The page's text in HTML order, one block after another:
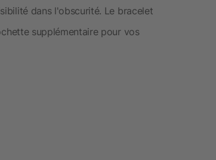
dans l'obscurité. Le bracelet
supplémentaire pour vos